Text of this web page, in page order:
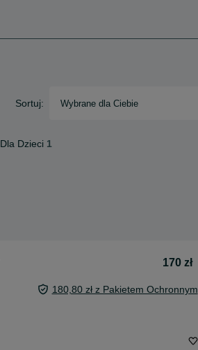
Sortuj: Wybrane dla Ciebie
Dla Dzieci 1
170 zł
180,80 zł z Pakietem Ochronnym